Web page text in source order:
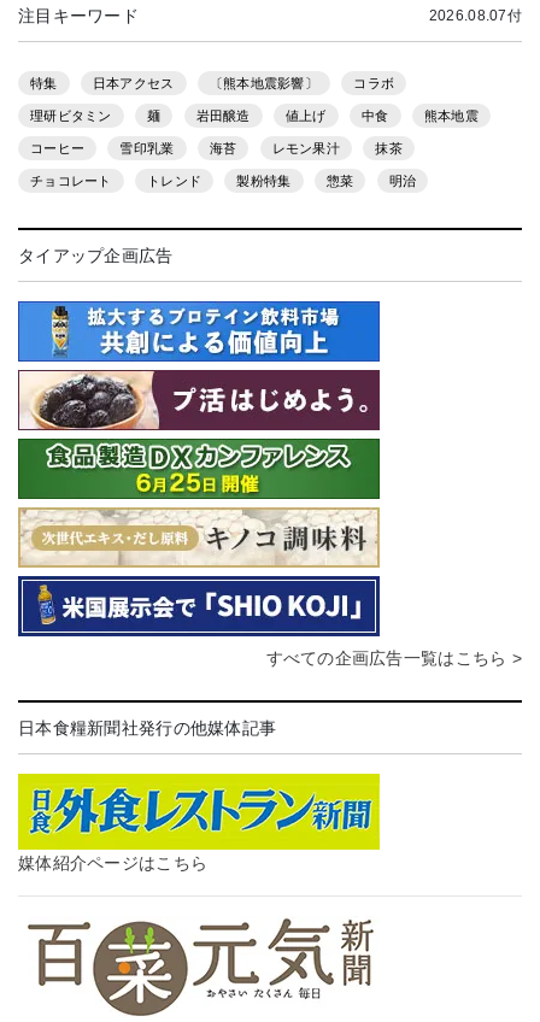
注目キーワード 2026.08.07付
特集 日本アクセス 〔熊本地震影響〕 コラボ
理研ビタミン 麺 岩田醸造 値上げ 中食 熊本地震
コーヒー 雪印乳業 海苔 レモン果汁 抹茶
チョコレート トレンド 製粉特集 惣菜 明治
タイアップ企画広告
すべての企画広告一覧はこちら >
日本食糧新聞社発行の他媒体記事
媒体紹介ページはこちら